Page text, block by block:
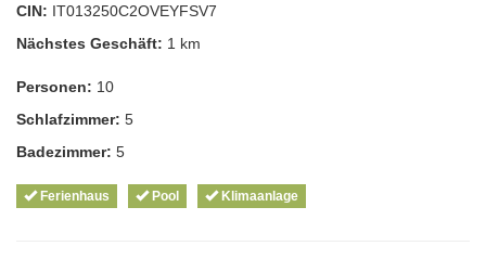
CIN: IT013250C2OVEYFSV7
Nächstes Geschäft: 1 km
Personen: 10
Schlafzimmer: 5
Badezimmer: 5
Ferienhaus Pool Klimaanlage